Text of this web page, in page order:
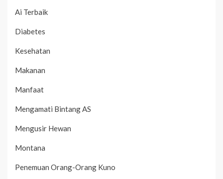
Ai Terbaik
Diabetes
Kesehatan
Makanan
Manfaat
Mengamati Bintang AS
Mengusir Hewan
Montana
Penemuan Orang-Orang Kuno